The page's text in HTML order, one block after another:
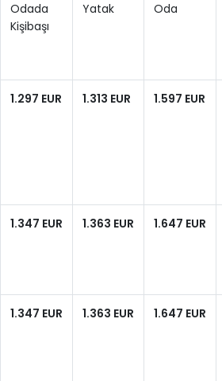
Odada
Kişibaşı
Yatak
Oda
1.297 EUR 1.313 EUR 1.597 EUR
1.347 EUR 1.363 EUR 1.647 EUR
1.347 EUR 1.363 EUR 1.647 EUR